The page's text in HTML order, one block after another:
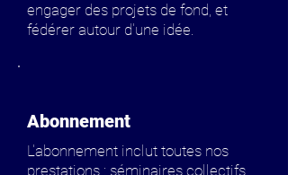
engager des projets de fond, et
fédérer autour d'une idée.
Abonnement
L'abonnement inclut toutes nos
prestations : séminaires collectifs,